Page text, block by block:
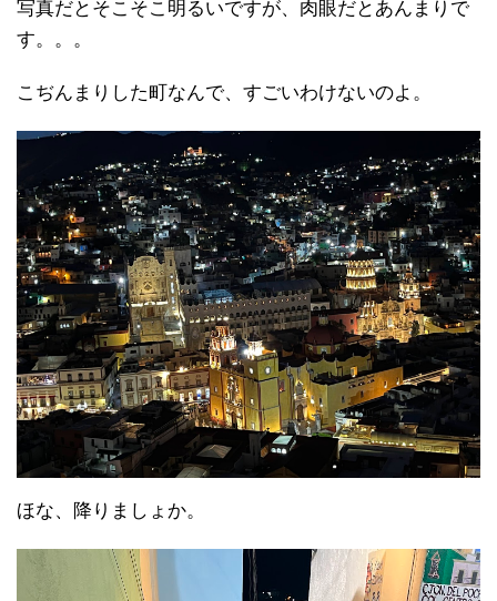
写真だとそこそこ明るいですが、肉眼だとあんまりで
す。。。
こぢんまりした町なんで、すごいわけないのよ。
ほな、降りましょか。